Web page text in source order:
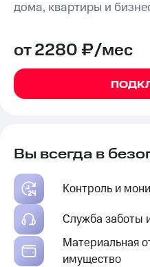
дома, квартиры и
от 2280 ₽/мес
Вы всегда в
Контроль и
Служба заботы
Материальная
имущество